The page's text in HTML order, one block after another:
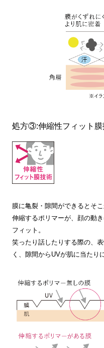
処方③:伸縮性フィット膜
膜に亀裂・隙間ができるとそ
伸縮するポリマーが、顔の動
フィット。
笑ったり話したりする際の、
く、隙間からUVが肌に当たり